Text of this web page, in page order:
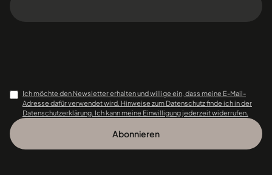
Ich möchte den Newsletter erhalten und willige ein, dass meine E-Mail-
Adresse dafür verwendet wird. Hinweise zum Datenschutz finde ich in der
Datenschutzerklärung. Ich kann meine Einwilligung jederzeit widerrufen.